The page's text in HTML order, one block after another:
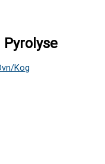
Pyrolyse
Kog